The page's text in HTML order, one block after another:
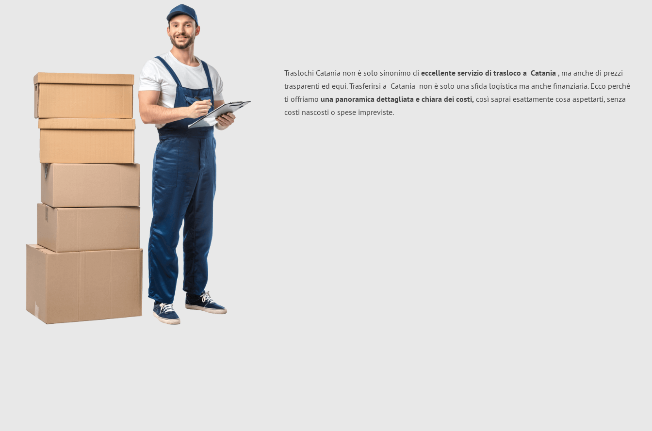
Traslochi Catania non è solo sinonimo di eccellente servizio di trasloco a Catania , ma anche di prezzi
trasparenti ed equi. Trasferirsi a Catania non è solo una sfida logistica ma anche finanziaria. Ecco perché
ti offriamo una panoramica dettagliata e chiara dei costi, così saprai esattamente cosa aspettarti, senza
costi nascosti o spese impreviste.